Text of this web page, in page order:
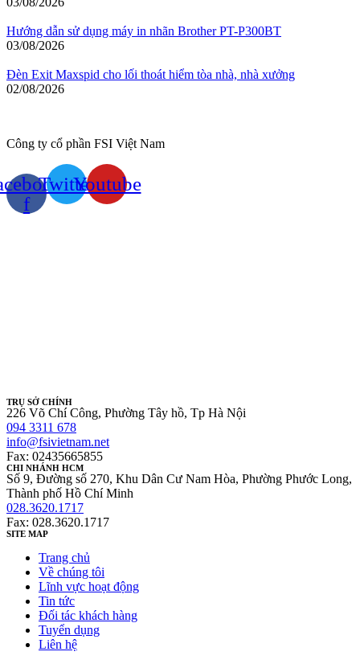
Hướng dẫn sử dụng máy in nhãn Brother PT-P300BT
03/08/2026
Đèn Exit Maxspid cho lối thoát hiểm tòa nhà, nhà xưởng
02/08/2026
Công ty cổ phần FSI Việt Nam
f
TwitterYoutube
TRỤ SỞ CHÍNH
226 Võ Chí Công, Phường Tây hồ, Tp Hà Nội
094 3311 678
info@fsivietnam.net
Fax: 02435665855
CHI NHÁNH HCM
Số 9, Đường số 270, Khu Dân Cư Nam Hòa, Phường Phước Long,
Thành phố Hồ Chí Minh
028.3620.1717
Fax: 028.3620.1717
SITE MAP
Trang chủ
Về chúng tôi
Lĩnh vực hoạt động
Tin tức
Đối tác khách hàng
Tuyển dụng
Liên hệ